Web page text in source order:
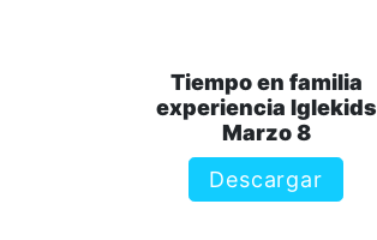
Tiempo en familia
experiencia Iglekids
Marzo 8
Descargar